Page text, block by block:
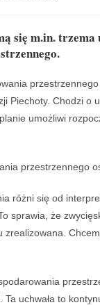
się m.in. trzema
przestrzennego
Piechoty. Chodzi o
umożliwi
przestrzennego
różni się od
sprawia, że
uchwała to